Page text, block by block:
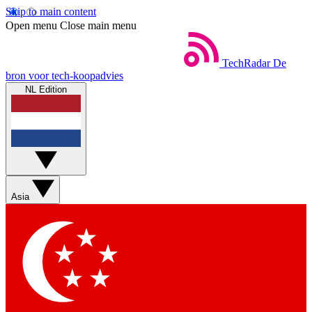
Skip to main content
Open menu Close main menu
TechRadar De
bron voor tech-koopadvies
NL Edition
Asia